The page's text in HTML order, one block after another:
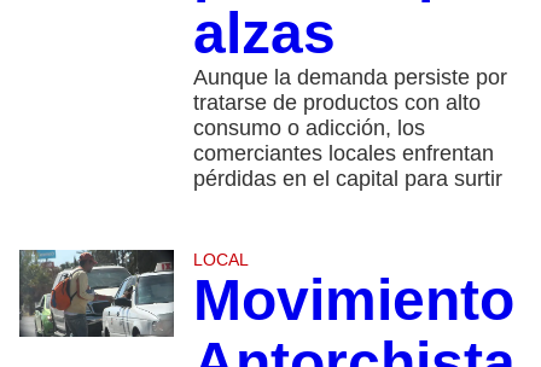
alzas
Aunque la demanda persiste por
tratarse de productos con alto
consumo o adicción, los
comerciantes locales enfrentan
pérdidas en el capital para surtir
LOCAL
Movimiento